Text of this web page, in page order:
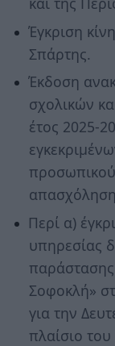
Έγκριση
Σπάρτης.
Έκδοση
σχολικών
έτος 2025-
Περί α)
υπηρεσίας
παράστασης
Σοφοκλή»
για την
πλαίσιο του